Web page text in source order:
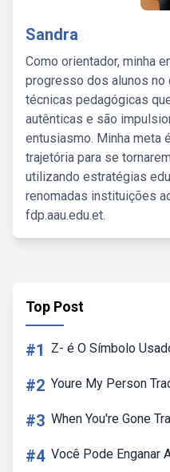
Sandra
Como orientador, minha
progresso dos alunos no
técnicas pedagógicas
autênticas e são
entusiasmo. Minha meta
trajetória para se
utilizando estratégias
renomadas instituições
fdp.aau.edu.et.
Top Post
#1 Z- é O Símbolo
#2 Youre My Person
#3 When You're Gone
#4 Você Pode Enganar